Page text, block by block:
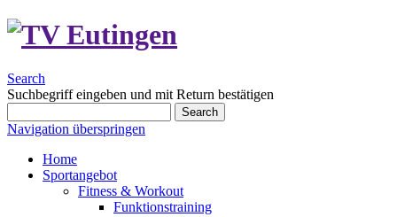
Search
Suchbegriff eingeben und mit Return bestätigen
Search
Navigation überspringen
Home
Sportangebot
Fitness & Workout
Funktionstraining